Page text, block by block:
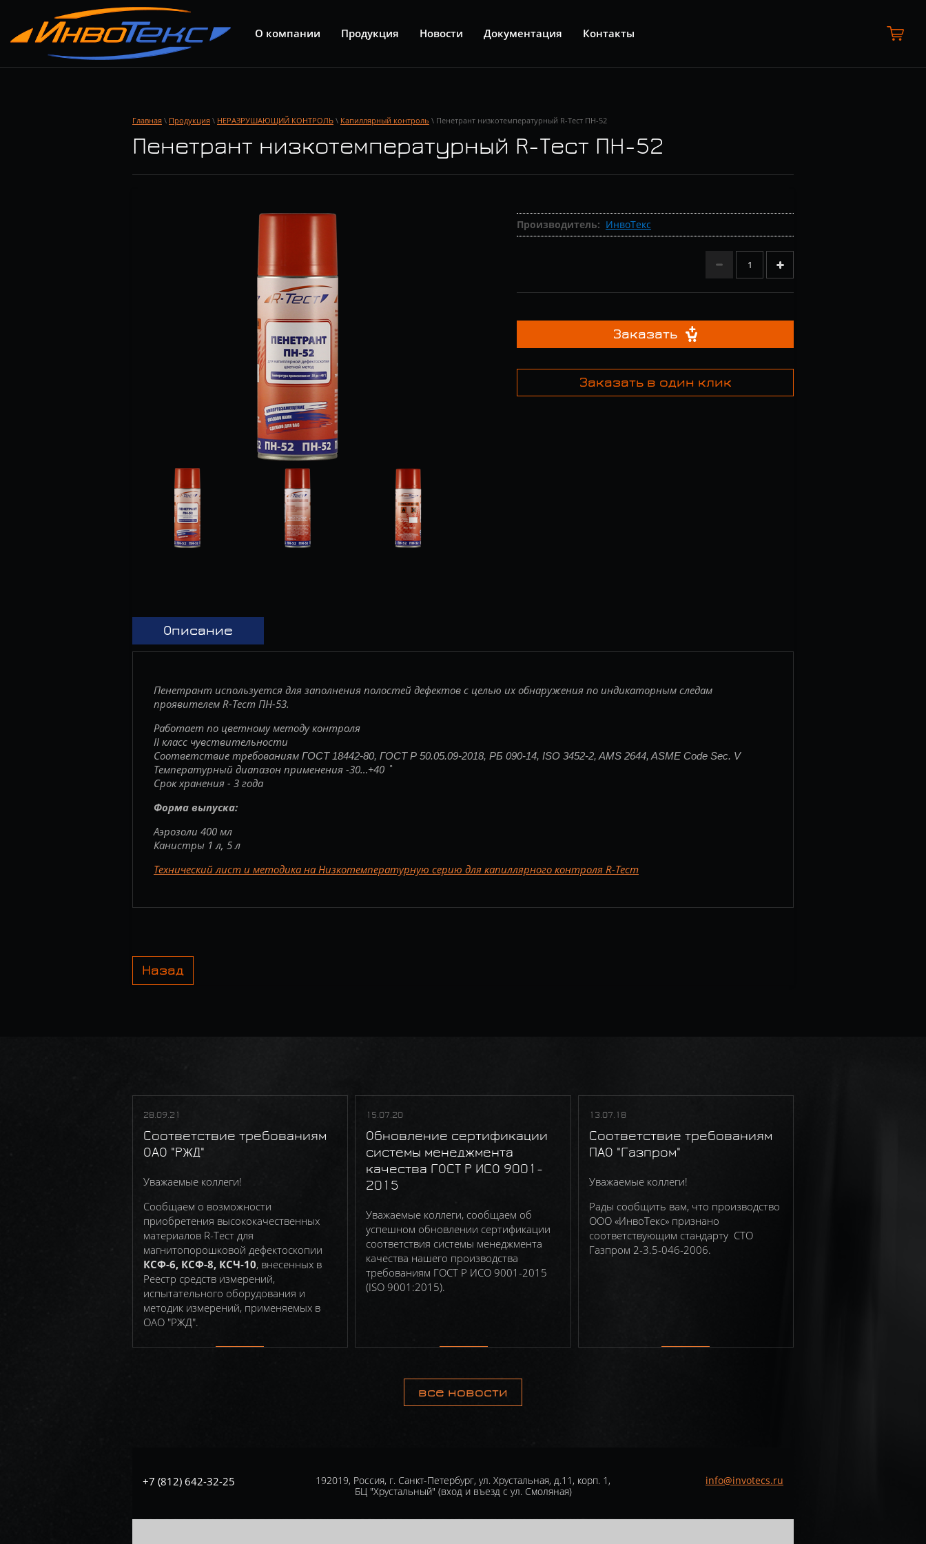
О компании Продукция Новости Документация Контакты
Главная \ Продукция \ НЕРАЗРУШАЮЩИЙ КОНТРОЛЬ \ Капиллярный контроль \ Пенетрант низкотемпературный R-Тест ПН-52
Пенетрант низкотемпературный R-Тест ПН-52
Производитель: ИнвоТекс
Заказать
Заказать в один клик
Описание
Пенетрант используется для заполнения полостей дефектов с целью их обнаружения по индикаторным следам
проявителем R-Тест ПН-53.
Работает по цветному методу контроля
II класс чувствительности
Соответствие требованиям ГОСТ 18442-80, ГОСТ Р 50.05.09-2018, РБ 090-14, ISO 3452-2, AMS 2644, ASME Code Sec. V
Температурный диапазон применения -30…+40 ˚
Срок хранения - 3 года
Форма выпуска:
Аэрозоли 400 мл
Канистры 1 л, 5 л
Технический лист и методика на Низкотемпературную серию для капиллярного контроля R-Тест
Назад
28.09.21
Соответствие требованиям
ОАО "РЖД"
Уважаемые коллеги!
Сообщаем о возможности
приобретения высококачественных
материалов R-Тест для
магнитопорошковой дефектоскопии
КСФ-6, КСФ-8, КСЧ-10, внесенных в
Реестр средств измерений,
испытательного оборудования и
методик измерений, применяемых в
ОАО "РЖД".
15.07.20
Обновление сертификации
системы менеджмента
качества ГОСТ Р ИСО 9001-
2015
Уважаемые коллеги, сообщаем об
успешном обновлении сертификации
соответствия системы менеджмента
качества нашего производства
требованиям ГОСТ Р ИСО 9001-2015
(ISO 9001:2015).
13.07.18
Соответствие требованиям
ПАО "Газпром"
Уважаемые коллеги!
Рады сообщить вам, что производство
ООО «ИнвоТекс» признано
соответствующим стандарту СТО
Газпром 2-3.5-046-2006.
все новости
+7 (812) 642-32-25
192019, Россия, г. Санкт-Петербург, ул. Хрустальная, д.11, корп. 1,
БЦ "Хрустальный" (вход и въезд с ул. Смоляная)
info@invotecs.ru